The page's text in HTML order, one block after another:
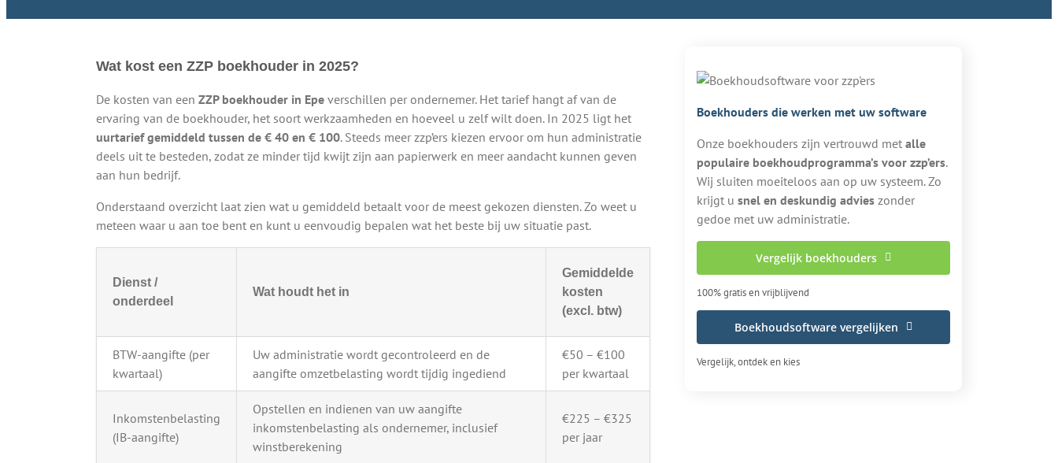
Wat kost een ZZP boekhouder in 2025?
De kosten van een ZZP boekhouder in Epe verschillen per ondernemer. Het tarief hangt af van de
ervaring van de boekhouder, het soort werkzaamheden en hoeveel u zelf wilt doen. In 2025 ligt het
uurtarief gemiddeld tussen de € 40 en € 100. Steeds meer zzp’ers kiezen ervoor om hun administratie
deels uit te besteden, zodat ze minder tijd kwijt zijn aan papierwerk en meer aandacht kunnen geven
aan hun bedrijf.
Onderstaand overzicht laat zien wat u gemiddeld betaalt voor de meest gekozen diensten. Zo weet u
meteen waar u aan toe bent en kunt u eenvoudig bepalen wat het beste bij uw situatie past.
Dienst /
onderdeel
Wat houdt het in
Gemiddelde
kosten
(excl. btw)
BTW-aangifte (per
kwartaal)
Uw administratie wordt gecontroleerd en de
aangifte omzetbelasting wordt tijdig ingediend
€50 – €100
per kwartaal
Inkomstenbelasting
(IB-aangifte)
Opstellen en indienen van uw aangifte
inkomstenbelasting als ondernemer, inclusief
winstberekening
€225 – €325
per jaar
Boekhouders die werken met uw software
Onze boekhouders zijn vertrouwd met alle
populaire boekhoudprogramma’s voor zzp’ers.
Wij sluiten moeiteloos aan op uw systeem. Zo
krijgt u snel en deskundig advies zonder
gedoe met uw administratie.
Vergelijk boekhouders
100% gratis en vrijblijvend
Boekhoudsoftware vergelijken
Vergelijk, ontdek en kies